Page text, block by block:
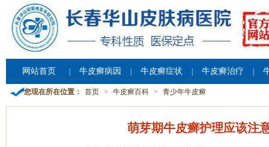
网站首页 牛皮癣病因 牛皮癣症状 牛皮癣治疗
您现在所在位置： 首页 > 牛皮癣百科 > 青少年牛皮癣
萌芽期牛皮癣护理应该注